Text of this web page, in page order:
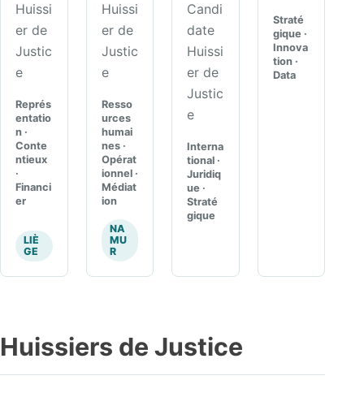
Huissi
er de
Justic
e
Représ
entatio
n ·
Conte
ntieux
·
Financi
er
LIÈ
GE
Huissi
er de
Justic
e
Resso
urces
humai
nes ·
Opérat
ionnel ·
Médiat
ion
NA
MU
R
Candi
date
Huissi
er de
Justic
e
Interna
tional ·
Juridiq
ue ·
Straté
gique
Straté
gique ·
Innova
tion ·
Data
Huissiers de Justice